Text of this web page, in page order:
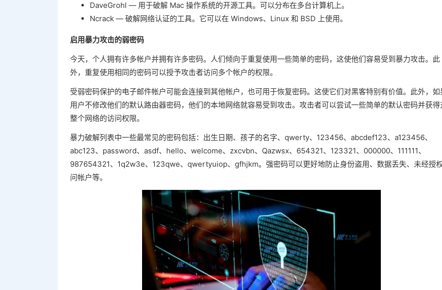
DaveGrohl — 用于破解 Mac 操作系统的开源工具。可以分布在多台计算机上。
Ncrack — 破解网络认证的工具。它可以在 Windows、Linux 和 BSD 上使用。
启用暴力攻击的弱密码
今天，个人拥有许多帐户并拥有许多密码。人们倾向于重复使用一些简单的密码，这使他们容易受到暴力攻击。此
外，重复使用相同的密码可以授予攻击者访问多个帐户的权限。
受弱密码保护的电子邮件帐户可能会连接到其他帐户，也可用于恢复密码。这使它们对黑客特别有价值。此外，如
用户不修改他们的默认路由器密码，他们的本地网络就容易受到攻击。攻击者可以尝试一些简单的默认密码并获得
整个网络的访问权限。
暴力破解列表中一些最常见的密码包括：出生日期、孩子的名字、qwerty、123456、abcdef123、a123456、
abc123、password、asdf、hello、welcome、zxcvbn、Qazwsx、654321、123321、000000、111111、
987654321、1q2w3e、123qwe、qwertyuiop、gfhjkm。强密码可以更好地防止身份盗用、数据丢失、未经授
问帐户等。